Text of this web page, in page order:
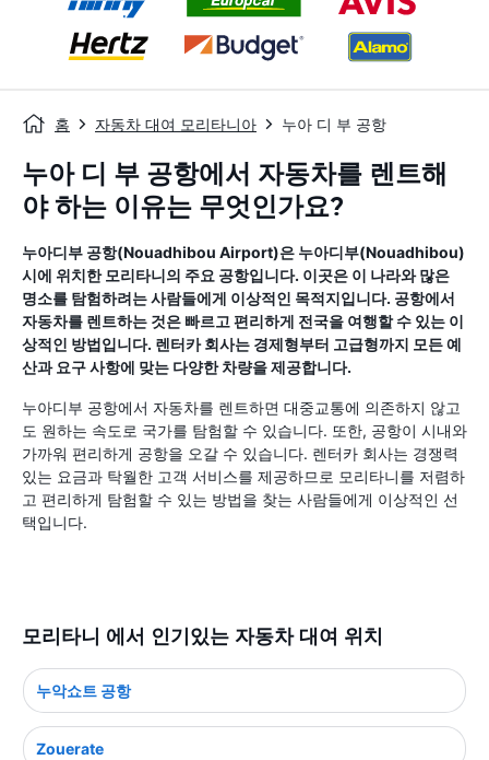
홈 자동차 대여 모리타니아 누아 디 부 공항
누아 디 부 공항에서 자동차를 렌트해
야 하는 이유는 무엇인가요?
누아디부 공항(Nouadhibou Airport)은 누아디부(Nouadhibou)
시에 위치한 모리타니의 주요 공항입니다. 이곳은 이 나라와 많은
명소를 탐험하려는 사람들에게 이상적인 목적지입니다. 공항에서
자동차를 렌트하는 것은 빠르고 편리하게 전국을 여행할 수 있는 이
상적인 방법입니다. 렌터카 회사는 경제형부터 고급형까지 모든 예
산과 요구 사항에 맞는 다양한 차량을 제공합니다.
누아디부 공항에서 자동차를 렌트하면 대중교통에 의존하지 않고
도 원하는 속도로 국가를 탐험할 수 있습니다. 또한, 공항이 시내와
가까워 편리하게 공항을 오갈 수 있습니다. 렌터카 회사는 경쟁력
있는 요금과 탁월한 고객 서비스를 제공하므로 모리타니를 저렴하
고 편리하게 탐험할 수 있는 방법을 찾는 사람들에게 이상적인 선
택입니다.
모리타니 에서 인기있는 자동차 대여 위치
누악쇼트 공항
Zouerate